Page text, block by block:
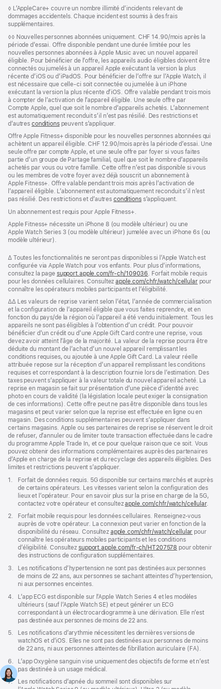
Note
de
bas
page
◊ L’AppleCare+ couvre un nombre illimité d’incidents relevant de
dommages accidentels. Chaque incident est soumis à des frais
supplémentaires.
Note
de
bas
de
page
◊◊ Nouvelles personnes abonnées uniquement. CHF 14.90/mois après la
période d’essai. Offre disponible pendant une durée limitée pour les
nouvelles personnes abonnées à Apple Music avec un nouvel appareil
éligible. Pour bénéficier de l’offre, les appareils audio éligibles doivent être
connectés ou jumelés à un appareil Apple exécutant la version la plus
récente d’iOS ou d’iPadOS. Pour bénéficier de l’offre sur l’Apple Watch, il
est nécessaire que celle-ci soit connectée ou jumelée à un iPhone
exécutant la version la plus récente d’iOS. Offre valable pendant trois mois
à compter de l’activation de l’appareil éligible. Une seule offre par
Compte Apple, quel que soit le nombre d’appareils achetés. L’abonnement
est automatiquement reconduit s’il n’est pas résilié. Des restrictions et
d’autres conditionspeuvent s’appliquer.
Offre Apple Fitness+ disponible pour les nouvelles personnes abonnées qui
achètent un appareil éligible. CHF 12.90/mois après la période d’essai. Une
seule offre par compte Apple, et une seule offre par foyer si vous faites
partie d’un groupe de Partage familial, quel que soit le nombre d’appareils
achetés par vous ou votre famille. Cette offre n’est pas disponible si vous
ou les membres de votre foyer avez déjà souscrit un abonnement à
Apple Fitness+. Offre valable pendant trois mois après l’activation de
l’appareil éligible. L’abonnement est automati­quement reconduit s’il n’est
pas résilié. Des restrictions et d’autres conditionss’appliquent.
Un abonnement est requis pour Apple Fitness+.
Apple Fitness+ nécessite un iPhone 8 (ou modèle ultérieur) ou une
Apple Watch Series 3 (ou modèle ultérieur) jumelée avec un iPhone 6s (ou
modèle ultérieur).
Note
de
bas
de
page
∆ Toutes les fonctionnalités ne seront pas disponibles si l’Apple Watch est
configurée via Apple Watch pour vos enfants. Pour plus d’informations,
consultez la page support.apple.com/fr-ch/109036 (s’ouvre
dans
une
fenêtre)
. Forfait mobile requis
pour les données cellulaires. Consultezapple.com/chfr/watch/cellularpour
connaître les opérateurs mobiles participants et l’éligibilité.
Note
de
bas
de
page
∆∆ Les valeurs de reprise varient selon l’état, l’année de commercialisation
et la configuration de l’appareil éligible que vous faites reprendre, et en
fonction du pays/de la région où l’appareil a été vendu initialement. Tous les
appareils ne sont pas éligibles à l’obtention d’un crédit. Pour pouvoir
bénéficier d’un crédit ou d’une Apple Gift Card contre une reprise, vous
devez avoir atteint l’âge de la majorité. La valeur de la reprise pourra être
déduite du montant de l’achat d’un nouvel appareil remplissant les
conditions requises, ou ajoutée à une Apple Gift Card. La valeur réelle
attribuée repose sur la réception d’un appareil remplissant les conditions
requises et correspondant à la description fournie lors de l’estimation. Des
taxes peuvent s’appliquer à la valeur totale du nouvel appareil acheté. La
reprise en magasin se fait sur présentation d’une pièce d’identité avec
photo en cours de validité (la législation locale peut exiger la consignation
de ces informations). Cette offre peut ne pas être disponible dans tous les
magasins et peut varier selon que la reprise est effectuée en ligne ou en
magasin. Des conditions supplémentaires peuvent s’appliquer dans
certains magasins. Apple ou ses partenaires de reprise se réservent le droit
de refuser, d’annuler ou de limiter toute transaction effectuée dans le cadre
du programme Apple Trade In, et ce pour quelque raison que ce soit. Vous
pouvez obtenir des informations complémentaires auprès des partenaires
d’Apple en charge de la reprise et du recyclage des appareils éligibles. Des
limites et restrictions peuvent s’appliquer.
Note
1.
Forfait de données requis. 5G disponible sur certains marchés et auprès
de certains opérateurs. Les vitesses varient selon la configuration des
lieux et l’opérateur. Pour en savoir plus sur la prise en charge de la 5G,
contactez votre opérateur et consultezapple.com/chfr/watch/cellular.
Note
page
2.
Forfait mobile requis pour les données cellulaires. Renseignez-vous
auprès de votre opérateur. La connexion peut varier en fonction de la
disponibilité du réseau. Consultez apple.com/chfr/watch/cellular pour
connaître les opérateurs mobiles participants et les conditions
d’éligibilité. Consultez support.apple.com/fr-ch/HT207578 (s’ouvre
nouvelle
fenêtre)
pour obtenir
des instructions de configuration supplémentaires.
Note
page
3.
Les notifications d’hypertension ne sont pas destinées aux personnes
de moins de 22 ans, aux personnes se sachant atteintes d’hypertension,
ni aux personnes enceintes.
Note
4.
L’app ECG est disponible sur l’Apple Watch Series 4 et les modèles
ultérieurs (sauf l’Apple Watch SE) et peut générer un ECG
correspondant à un électrocardiogramme à une dérivation. Elle n’est
pas destinée aux personnes de moins de 22 ans.
Note
page
5.
Les notifications d’arythmie nécessitent les dernières versions de
watchOS et d’iOS. Elles ne sont pas destinées aux personnes de moins
de 22 ans, ni aux personnes atteintes de fibrillation auriculaire (FA).
Note
de
bas
de
6.
L’app Oxygène sanguin vise uniquement des objectifs de forme et n’est
pas destinée à un usage médical.
Note
7.
Les notifications d’apnée du sommeil sont disponibles sur